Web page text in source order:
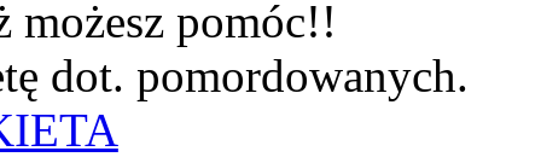
możesz pomóc!!
dot. pomordowanych.